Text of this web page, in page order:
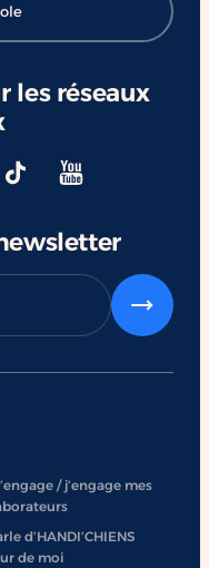
les réseaux
/ j’engage mes
d’HANDI’CHIENS
de moi